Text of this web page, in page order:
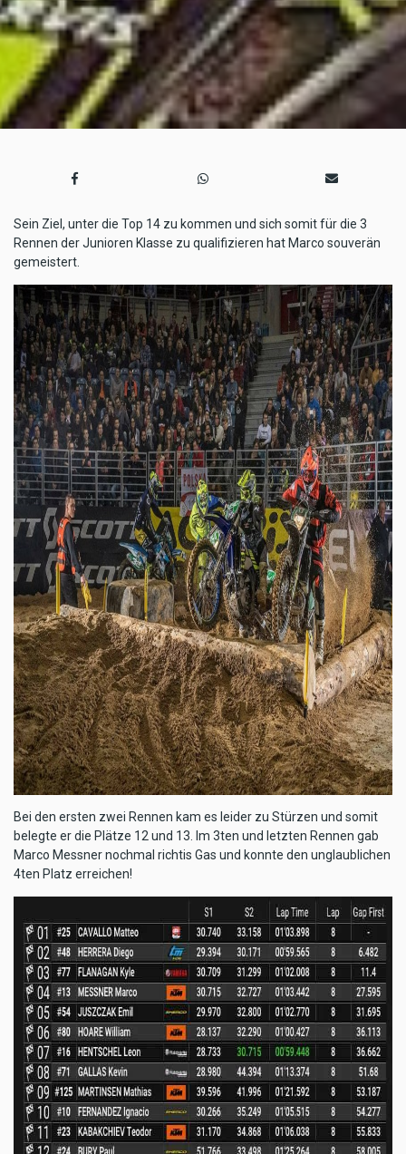
Sein Ziel, unter die Top 14 zu kommen und sich somit für die 3
Rennen der Junioren Klasse zu qualifizieren hat Marco souverän
gemeistert.
Bei den ersten zwei Rennen kam es leider zu Stürzen und somit
belegte er die Plätze 12 und 13. Im 3ten und letzten Rennen gab
Marco Messner nochmal richtis Gas und konnte den unglaublichen
4ten Platz erreichen!